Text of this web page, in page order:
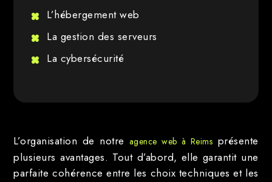
L’hébergement web
La gestion des serveurs
La cybersécurité
L’organisation de notre agence web à Reims présente
plusieurs avantages. Tout d’abord, elle garantit une
parfaite cohérence entre les choix techniques et les